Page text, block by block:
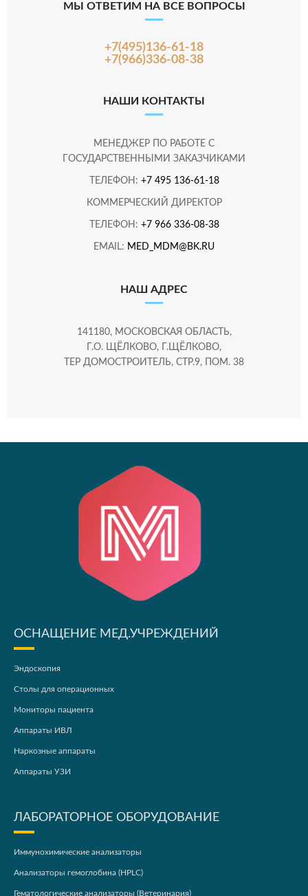
МЫ ОТВЕТИМ НА ВСЕ ВОПРОСЫ
+7(495)136-61-18
+7(966)336-08-38
НАШИ КОНТАКТЫ
МЕНЕДЖЕР ПО РАБОТЕ С
ГОСУДАРСТВЕННЫМИ ЗАКАЗЧИКАМИ
ТЕЛЕФОН: +7 495 136-61-18
КОММЕРЧЕСКИЙ ДИРЕКТОР
ТЕЛЕФОН: +7 966 336-08-38
EMAIL: MED_MDM@BK.RU
НАШ АДРЕС
141180, МОСКОВСКАЯ ОБЛАСТЬ,
Г.О. ЩЁЛКОВО, Г.ЩЁЛКОВО,
ТЕР ДОМОСТРОИТЕЛЬ, СТР.9, ПОМ. 38
ОСНАЩЕНИЕ МЕД.УЧРЕЖДЕНИЙ
Эндоскопия
Столы для операционных
Мониторы пациента
Аппараты ИВЛ
Наркозные аппараты
Аппараты УЗИ
ЛАБОРАТОРНОЕ ОБОРУДОВАНИЕ
Иммунохимические анализаторы
Анализаторы гемоглобина (HPLC)
Гематологические анализаторы (Ветеринария)